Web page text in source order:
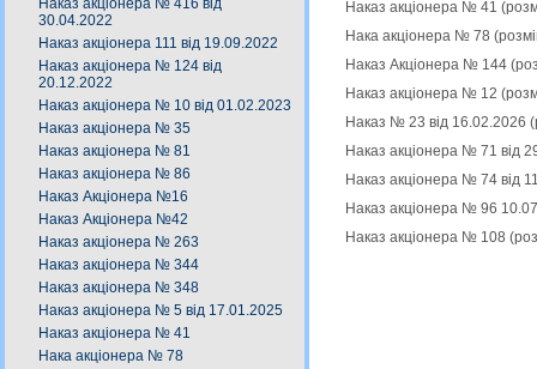
Наказ акціонера № 416 від
30.04.2022
Наказ акціонера 111 від 19.09.2022
Наказ акціонера № 124 від
20.12.2022
Наказ акціонера № 10 від 01.02.2023
Наказ акціонера № 35
Наказ акціонера № 81
Наказ акціонера № 86
Наказ Акціонера №16
Наказ Акціонера №42
Наказ акціонера № 263
Наказ акціонера № 344
Наказ акціонера № 348
Наказ акціонера № 5 від 17.01.2025
Наказ акціонера № 41
Нака акціонера № 78
Наказ акціонера № 41
Нака акціонера № 78
Наказ Акціонера № 144
Наказ акціонера № 12
Наказ № 23 від 16.02.2026
Наказ акціонера № 71 від
Наказ акціонера № 74 від
Наказ акціонера № 96
Наказ акціонера № 108